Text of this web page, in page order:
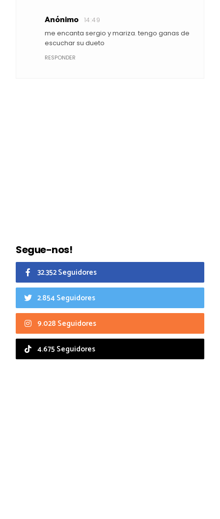
Anónimo 14:49
me encanta sergio y mariza. tengo ganas de
escuchar su dueto
RESPONDER
Segue-nos!
32.352 Seguidores
2.854 Seguidores
9.028 Seguidores
4.675 Seguidores